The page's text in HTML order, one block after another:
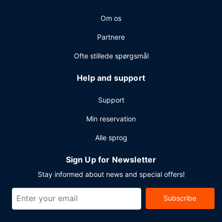
hurtig udtjekning og renseri/vaskeservice. Planlægger du
et område på 1581 kvadratmeter til rådighed, bestående
af konferencelokaler og 6 mødelokaler.
Om os
Partnere
Ofte stillede spørgsmål
Help and support
Support
Min reservation
Alle sprog
Sign Up for Newsletter
Stay informed about news and special offers!
Subscribe